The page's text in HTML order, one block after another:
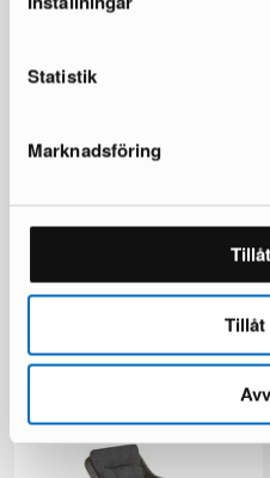
Statistik
Marknadsföring
Tillåt
1 i lager ·